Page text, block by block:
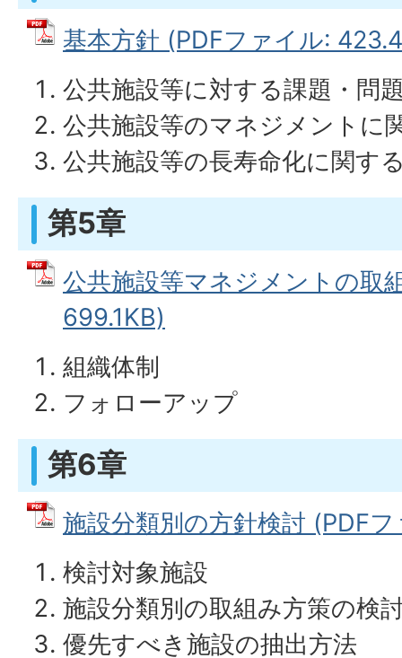
基本方針 (PDFファイル:
公共施設等に対する課題・問
公共施設等のマネジメントに
公共施設等の長寿命化に関す
第5章
公共施設等マネジメントの取
699.1KB)
組織体制
フォローアップ
第6章
施設分類別の方針検討 (PDF
検討対象施設
施設分類別の取組み方策の検
優先すべき施設の抽出方法